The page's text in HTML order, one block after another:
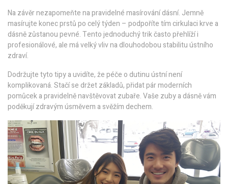
Na závěr nezapomeňte na pravidelné masírování dásní. Jemně
masírujte konec prstů po celý týden – podpoříte tím cirkulaci krve a
dásně zůstanou pevné. Tento jednoduchý trik často přehlíží i
profesionálové, ale má velký vliv na dlouhodobou stabilitu ústního
zdraví.
Dodržujte tyto tipy a uvidíte, že péče o dutinu ústní není
komplikovaná. Stačí se držet základů, přidat pár moderních
pomůcek a pravidelně navštěvovat zubaře. Vaše zuby a dásně vám
poděkují zdravým úsměvem a svěžím dechem.